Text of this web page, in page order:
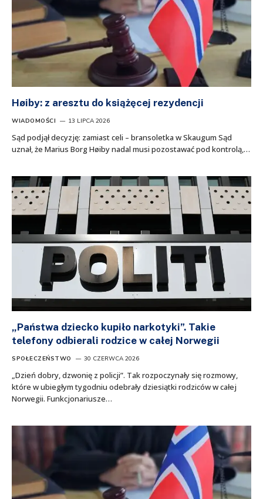
Høiby: z aresztu do książęcej rezydencji
WIADOMOŚCI 13 LIPCA 2026
Sąd podjął decyzję: zamiast celi – bransoletka w Skaugum Sąd
uznał, że Marius Borg Høiby nadal musi pozostawać pod kontrolą,…
„Państwa dziecko kupiło narkotyki”. Takie
telefony odbierali rodzice w całej Norwegii
SPOŁECZEŃSTWO 30 CZERWCA 2026
„Dzień dobry, dzwonię z policji”. Tak rozpoczynały się rozmowy,
które w ubiegłym tygodniu odebrały dziesiątki rodziców w całej
Norwegii. Funkcjonariusze…